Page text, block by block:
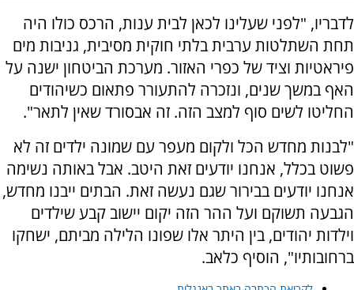
לדבריו, "לפני שעלינו לכאן לבית ענות, הרכס כולו היה
תחת השתלטות ערבית בלתי חוקית מסיבית, גניבות מים
פיראטיות וציד של כפרי האזור. מערכת הביטחון ישנה על
האף במשך שנים, ונזכרה להתעורר פתאום כשיהודים
החליטו לשים סוף למצב הזה. זה אבסורד שאין לתאר".
"לבנות מחדש הכל ולקום מעפר עם שמונה ילדים זה לא
פשוט בכלל, אנחנו יודעים זאת היטב. אבל באותה נשימה
אנחנו יודעים בבירור שגם נעשה זאת. הבתים ייבנו מחדש,
הגבעה תשוקם ועל ההר הזה יקום יישוב קבע שילדים
וילדות יהודים, בין היתר אלו שפונו הלילה מביתם, ישחקו
ברחובותיו", הוסיף כלאב.